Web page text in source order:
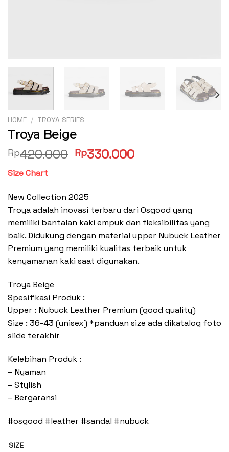
HOME / TROYA SERIES
Troya Beige
Rp420.000 Original
Rp420.000.
Rp330.000Current
Size Chart
New Collection 2025
Troya adalah inovasi terbaru dari Osgood yang
memiliki bantalan kaki empuk dan fleksibilitas yang
baik. Didukung dengan material upper Nubuck Leather
Premium yang memiliki kualitas terbaik untuk
kenyamanan kaki saat digunakan.
Troya Beige
Spesifikasi Produk :
Upper : Nubuck Leather Premium (good quality)
Size : 36-43 (unisex) *panduan size ada dikatalog foto
slide terakhir
Kelebihan Produk :
– Nyaman
– Stylish
– Bergaransi
#osgood #leather #sandal #nubuck
SIZE